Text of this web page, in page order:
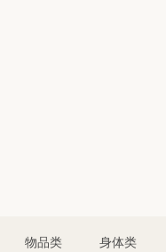
物品类 身体类